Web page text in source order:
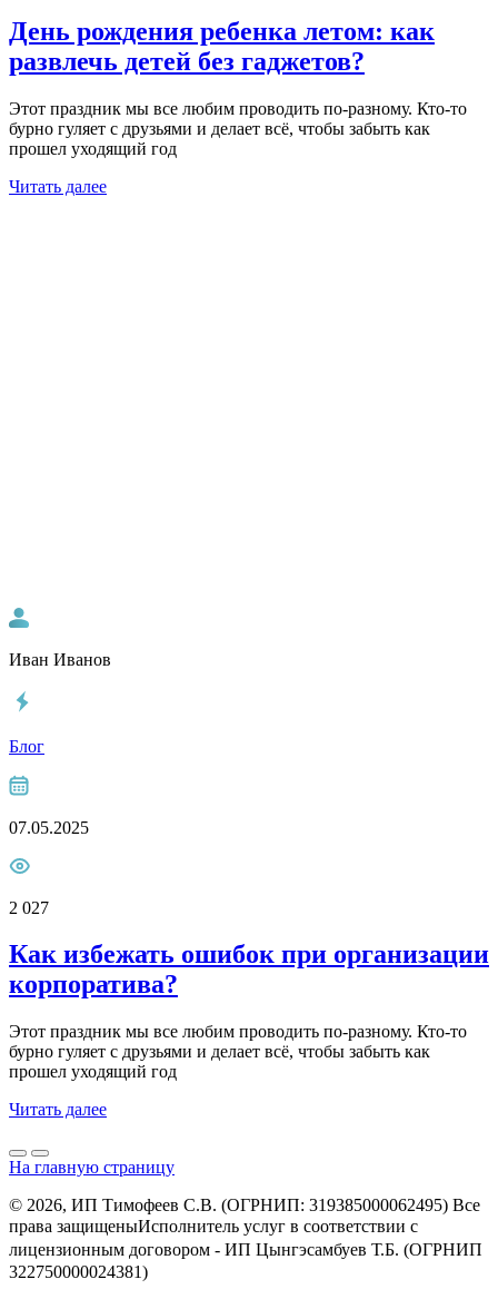
День рождения ребенка летом: как
развлечь детей без гаджетов?
Этот праздник мы все любим проводить по-разному. Кто-то
бурно гуляет с друзьями и делает всё, чтобы забыть как
прошел уходящий год
Читать далее
Иван Иванов
Блог
07.05.2025
2 027
Как избежать ошибок при организации
корпоратива?
Этот праздник мы все любим проводить по-разному. Кто-то
бурно гуляет с друзьями и делает всё, чтобы забыть как
прошел уходящий год
Читать далее
На главную страницу
© 2026, ИП Тимофеев С.В. (ОГРНИП: 319385000062495) Все
права защищеныㅤㅤㅤㅤㅤㅤㅤㅤㅤㅤИсполнитель услуг в соответствии с
лицензионным договором - ㅤㅤㅤㅤㅤㅤИП Цынгэсамбуев Т.Б. (ОГРНИП
322750000024381)